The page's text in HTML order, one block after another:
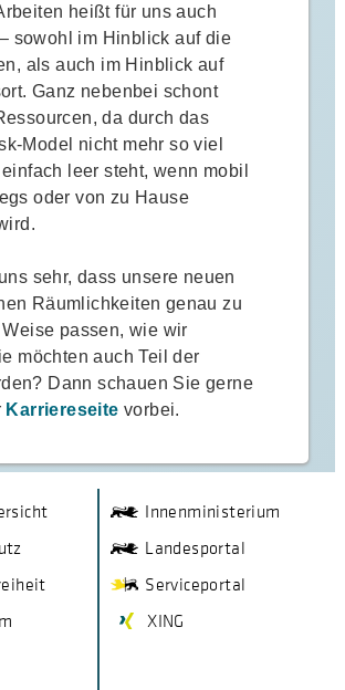
heißt für uns auch
sowohl im Hinblick auf die
als auch im Hinblick auf
Ganz nebenbei schont
da durch das
Model nicht mehr so viel
leer steht, wenn mobil
oder von zu Hause
sehr, dass unsere neuen
Räumlichkeiten genau zu
passen, wie wir
möchten auch Teil der
Dann schauen Sie gerne
Karriereseite vorbei.
F
o
o
Innenministerium
Landesportal
Serviceportal
XING